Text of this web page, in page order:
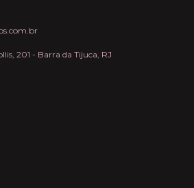
201 - Barra da Tijuca, RJ